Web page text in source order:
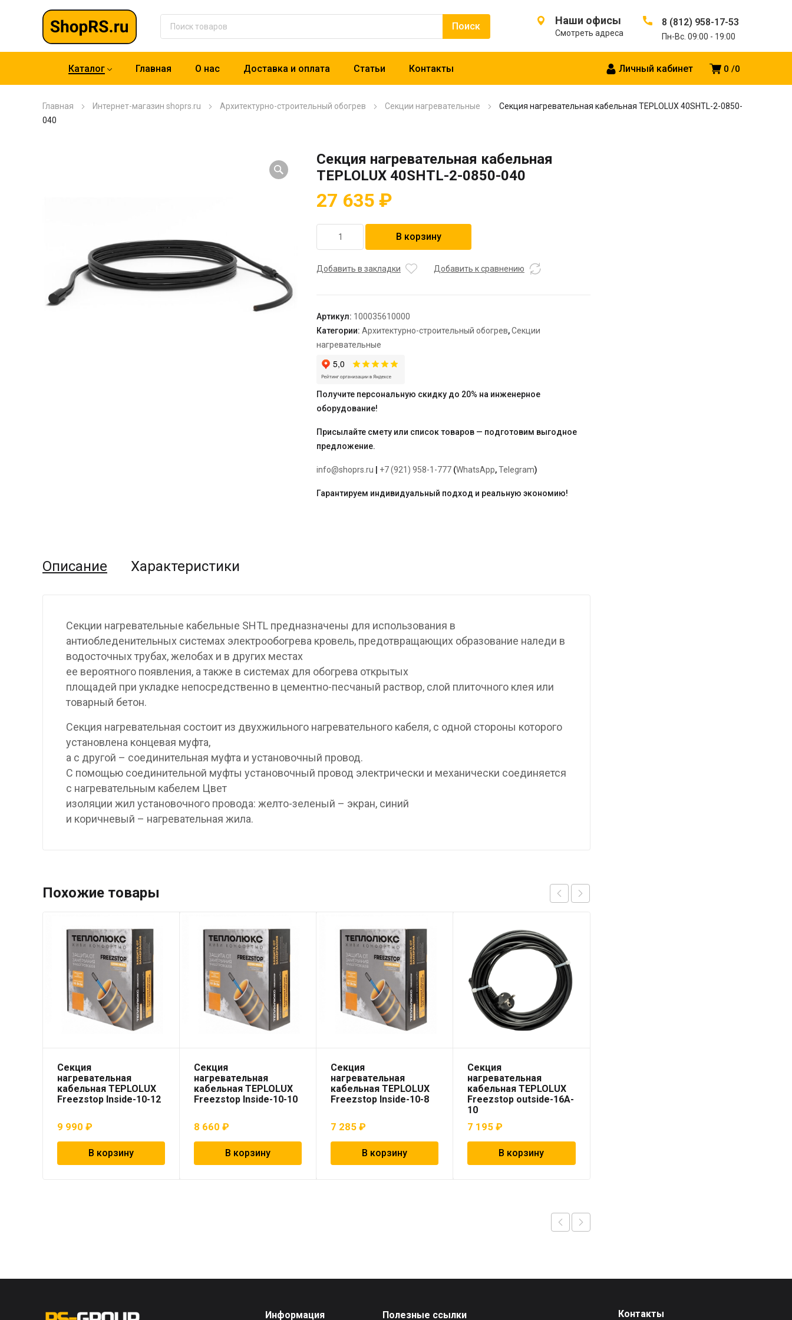
Наши офисы
Смотреть адреса
8 (812) 958-17-53
Пн-Вс. 09:00 - 19:00
0 0
Личный кабинет
Каталог Главная О нас Доставка и оплата Статьи Контакты
Главная Интернет-магазин shoprs.ru Архитектурно-строительный обогрев Секции нагревательные
Секция нагревательная кабельная TEPLOLUX 40SHTL-2-0850-
040
Секция нагревательная кабельная
TEPLOLUX 40SHTL-2-0850-040
27 635 ₽
товара
нагревательная
2-
0850-
040
В корзину
Добавить в закладки Добавить к сравнению
Артикул: 100035610000
Категории: Архитектурно-строительный обогрев,Секции
нагревательные
Получите персональную скидку до 20% на инженерное
оборудование!
Присылайте смету или список товаров — подготовим выгодное
предложение.
info@shoprs.ru +7 (921) 958-1-777 (WhatsApp,Telegram)
Гарантируем индивидуальный подход и реальную экономию!
Описание Характеристики
Секции нагревательные кабельные SHTL предназначены для использования в
антиобледенительных системах электрообогрева кровель, предотвращающих образование наледи в
водосточных трубах, желобах и в других местах
ее вероятного появления, а также в системах для обогрева открытых
площадей при укладке непосредственно в цементно-песчаный раствор, слой плиточного клея или
товарный бетон.
Секция нагревательная состоит из двухжильного нагревательного кабеля, с одной стороны которого
установлена концевая муфта,
а с другой – соединительная муфта и установочный провод.
С помощью соединительной муфты установочный провод электрически и механически соединяется
с нагревательным кабелем Цвет
изоляции жил установочного провода: желто-зеленый – экран, синий
и коричневый – нагревательная жила.
Похожие товары
Секция
нагревательная
кабельная TEPLOLUX
Freezstop Inside-10-12
9 990 ₽
В корзину
Секция
нагревательная
кабельная TEPLOLUX
Freezstop Inside-10-10
8 660₽
В корзину
Секция
нагревательная
кабельная TEPLOLUX
Freezstop Inside-10-8
7 285₽
В корзину
Секция
нагревательная
кабельная TEPLOLUX
Freezstop outside-16A-
10
7 195₽
В корзину
Информация Полезные ссылки Контакты